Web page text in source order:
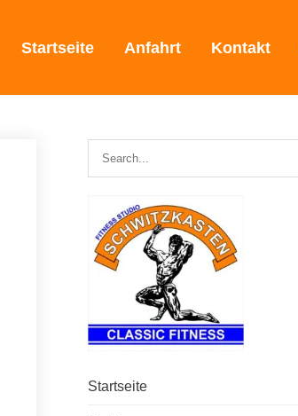
Startseite Anfahrt Kontakt
Startseite